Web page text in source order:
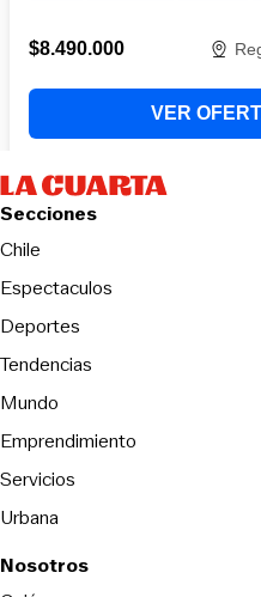
Secciones
Chile
Espectaculos
Deportes
Tendencias
Mundo
Emprendimiento
Servicios
Urbana
Nosotros